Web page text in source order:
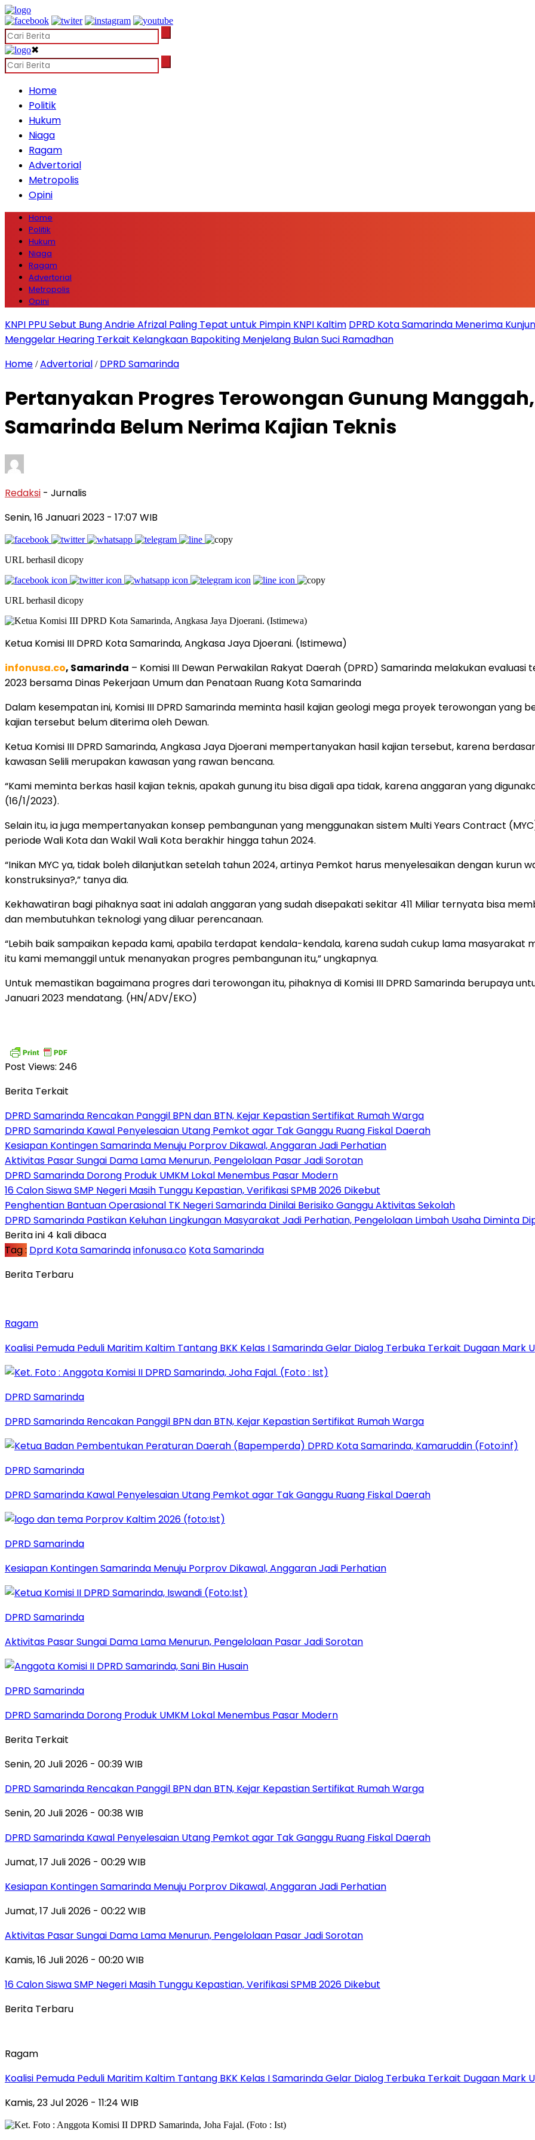
✖
Home
Politik
Hukum
Niaga
Ragam
Advertorial
Metropolis
Opini
Home
Politik
Hukum
Niaga
Ragam
Advertorial
Metropolis
Opini
KNPI PPU Sebut Bung Andrie Afrizal Paling Tepat untuk Pimpin KNPI Kaltim DPRD Kota Samarinda Menerima
Menggelar Hearing Terkait Kelangkaan Bapokiting Menjelang Bulan Suci Ramadhan
Home /Advertorial / DPRD Samarinda
Pertanyakan Progres Terowongan Gunung Manggah,
Samarinda Belum Nerima Kajian Teknis
Redaksi - Jurnalis
Senin, 16 Januari 2023 - 17:07 WIB
URL berhasil dicopy
URL berhasil dicopy
Ketua Komisi III DPRD Kota Samarinda, Angkasa Jaya Djoerani. (Istimewa)
infonusa.co, Samarinda – Komisi III Dewan Perwakilan Rakyat Daerah (DPRD) Samarinda melakukan
2023 bersama Dinas Pekerjaan Umum dan Penataan Ruang Kota Samarinda
Dalam kesempatan ini, Komisi III DPRD Samarinda meminta hasil kajian geologi mega proyek terowongan yang
kajian tersebut belum diterima oleh Dewan.
Ketua Komisi III DPRD Samarinda, Angkasa Jaya Djoerani mempertanyakan hasil kajian tersebut, karena
kawasan Selili merupakan kawasan yang rawan bencana.
“Kami meminta berkas hasil kajian teknis, apakah gunung itu bisa digali apa tidak, karena anggaran yang
(16/1/2023).
Selain itu, ia juga mempertanyakan konsep pembangunan yang menggunakan sistem Multi Years Contract
periode Wali Kota dan Wakil Wali Kota berakhir hingga tahun 2024.
“Inikan MYC ya, tidak boleh dilanjutkan setelah tahun 2024, artinya Pemkot harus menyelesaikan dengan kurun
konstruksinya?,” tanya dia.
Kekhawatiran bagi pihaknya saat ini adalah anggaran yang sudah disepakati sekitar 411 Miliar ternyata bisa
dan membutuhkan teknologi yang diluar perencanaan.
“Lebih baik sampaikan kepada kami, apabila terdapat kendala-kendala, karena sudah cukup lama masyarakat
itu kami memanggil untuk menanyakan progres pembangunan itu,” ungkapnya.
Untuk memastikan bagaimana progres dari terowongan itu, pihaknya di Komisi III DPRD Samarinda berupaya
Januari 2023 mendatang. (HN/ADV/EKO)
Post Views: 246
Berita Terkait
DPRD Samarinda Rencakan Panggil BPN dan BTN, Kejar Kepastian Sertifikat Rumah Warga
DPRD Samarinda Kawal Penyelesaian Utang Pemkot agar Tak Ganggu Ruang Fiskal Daerah
Kesiapan Kontingen Samarinda Menuju Porprov Dikawal, Anggaran Jadi Perhatian
Aktivitas Pasar Sungai Dama Lama Menurun, Pengelolaan Pasar Jadi Sorotan
DPRD Samarinda Dorong Produk UMKM Lokal Menembus Pasar Modern
16 Calon Siswa SMP Negeri Masih Tunggu Kepastian, Verifikasi SPMB 2026 Dikebut
Penghentian Bantuan Operasional TK Negeri Samarinda Dinilai Berisiko Ganggu Aktivitas Sekolah
DPRD Samarinda Pastikan Keluhan Lingkungan Masyarakat Jadi Perhatian, Pengelolaan Limbah Usaha Diminta
Berita ini 4 kali dibaca
Tag : Dprd Kota Samarindainfonusa.co Kota Samarinda
Berita Terbaru
Ragam
Koalisi Pemuda Peduli Maritim Kaltim Tantang BKK Kelas I Samarinda Gelar Dialog Terbuka Terkait Dugaan Mark
DPRD Samarinda
DPRD Samarinda Rencakan Panggil BPN dan BTN, Kejar Kepastian Sertifikat Rumah Warga
DPRD Samarinda
DPRD Samarinda Kawal Penyelesaian Utang Pemkot agar Tak Ganggu Ruang Fiskal Daerah
DPRD Samarinda
Kesiapan Kontingen Samarinda Menuju Porprov Dikawal, Anggaran Jadi Perhatian
DPRD Samarinda
Aktivitas Pasar Sungai Dama Lama Menurun, Pengelolaan Pasar Jadi Sorotan
DPRD Samarinda
DPRD Samarinda Dorong Produk UMKM Lokal Menembus Pasar Modern
Berita Terkait
Senin, 20 Juli 2026 - 00:39 WIB
DPRD Samarinda Rencakan Panggil BPN dan BTN, Kejar Kepastian Sertifikat Rumah Warga
Senin, 20 Juli 2026 - 00:38 WIB
DPRD Samarinda Kawal Penyelesaian Utang Pemkot agar Tak Ganggu Ruang Fiskal Daerah
Jumat, 17 Juli 2026 - 00:29 WIB
Kesiapan Kontingen Samarinda Menuju Porprov Dikawal, Anggaran Jadi Perhatian
Jumat, 17 Juli 2026 - 00:22 WIB
Aktivitas Pasar Sungai Dama Lama Menurun, Pengelolaan Pasar Jadi Sorotan
Kamis, 16 Juli 2026 - 00:20 WIB
16 Calon Siswa SMP Negeri Masih Tunggu Kepastian, Verifikasi SPMB 2026 Dikebut
Berita Terbaru
Ragam
Koalisi Pemuda Peduli Maritim Kaltim Tantang BKK Kelas I Samarinda Gelar Dialog Terbuka Terkait Dugaan Mark
Kamis, 23 Jul 2026 - 11:24 WIB